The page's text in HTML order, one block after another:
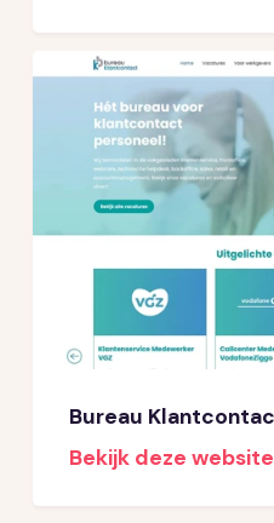
Bureau
Bekijk deze website